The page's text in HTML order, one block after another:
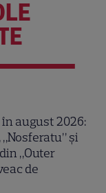
august 2026:
și
„Outer
de